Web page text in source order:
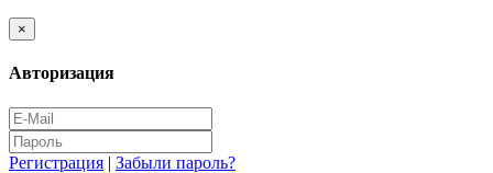
×
Авторизация
Регистрация | Забыли пароль?